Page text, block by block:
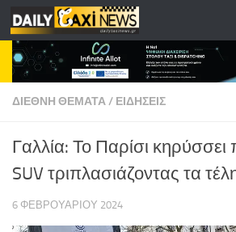
Skip to content
ΔΙΕΘΝΗ ΘΕΜΑΤΑ/ ΕΙΔΗΣΕΙΣ
Γαλλία: Το Παρίσι
SUV τριπλασιάζοντας τα
6 ΦΕΒΡΟΥΑΡΊΟΥ 2024